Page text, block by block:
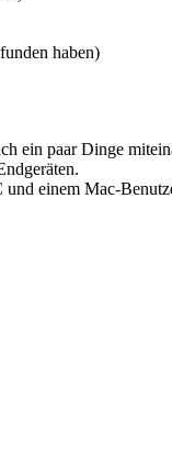
haben)
ein paar Dinge
einem Mac-